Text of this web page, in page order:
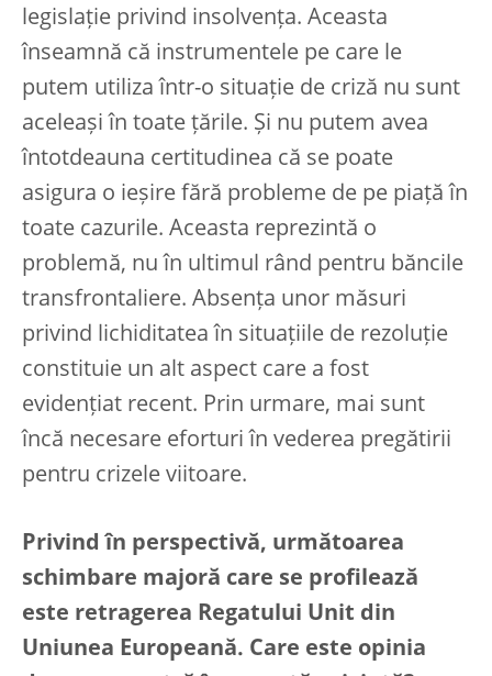
legislație privind insolvența. Aceasta
înseamnă că instrumentele pe care le
putem utiliza într-o situație de criză nu sunt
aceleași în toate țările. Și nu putem avea
întotdeauna certitudinea că se poate
asigura o ieșire fără probleme de pe piață în
toate cazurile. Aceasta reprezintă o
problemă, nu în ultimul rând pentru băncile
transfrontaliere. Absența unor măsuri
privind lichiditatea în situațiile de rezoluție
constituie un alt aspect care a fost
evidențiat recent. Prin urmare, mai sunt
încă necesare eforturi în vederea pregătirii
pentru crizele viitoare.
Privind în perspectivă, următoarea
schimbare majoră care se profilează
este retragerea Regatului Unit din
Uniunea Europeană. Care este opinia